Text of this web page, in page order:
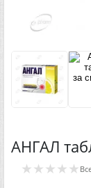
АНГАЛ
★★★★★